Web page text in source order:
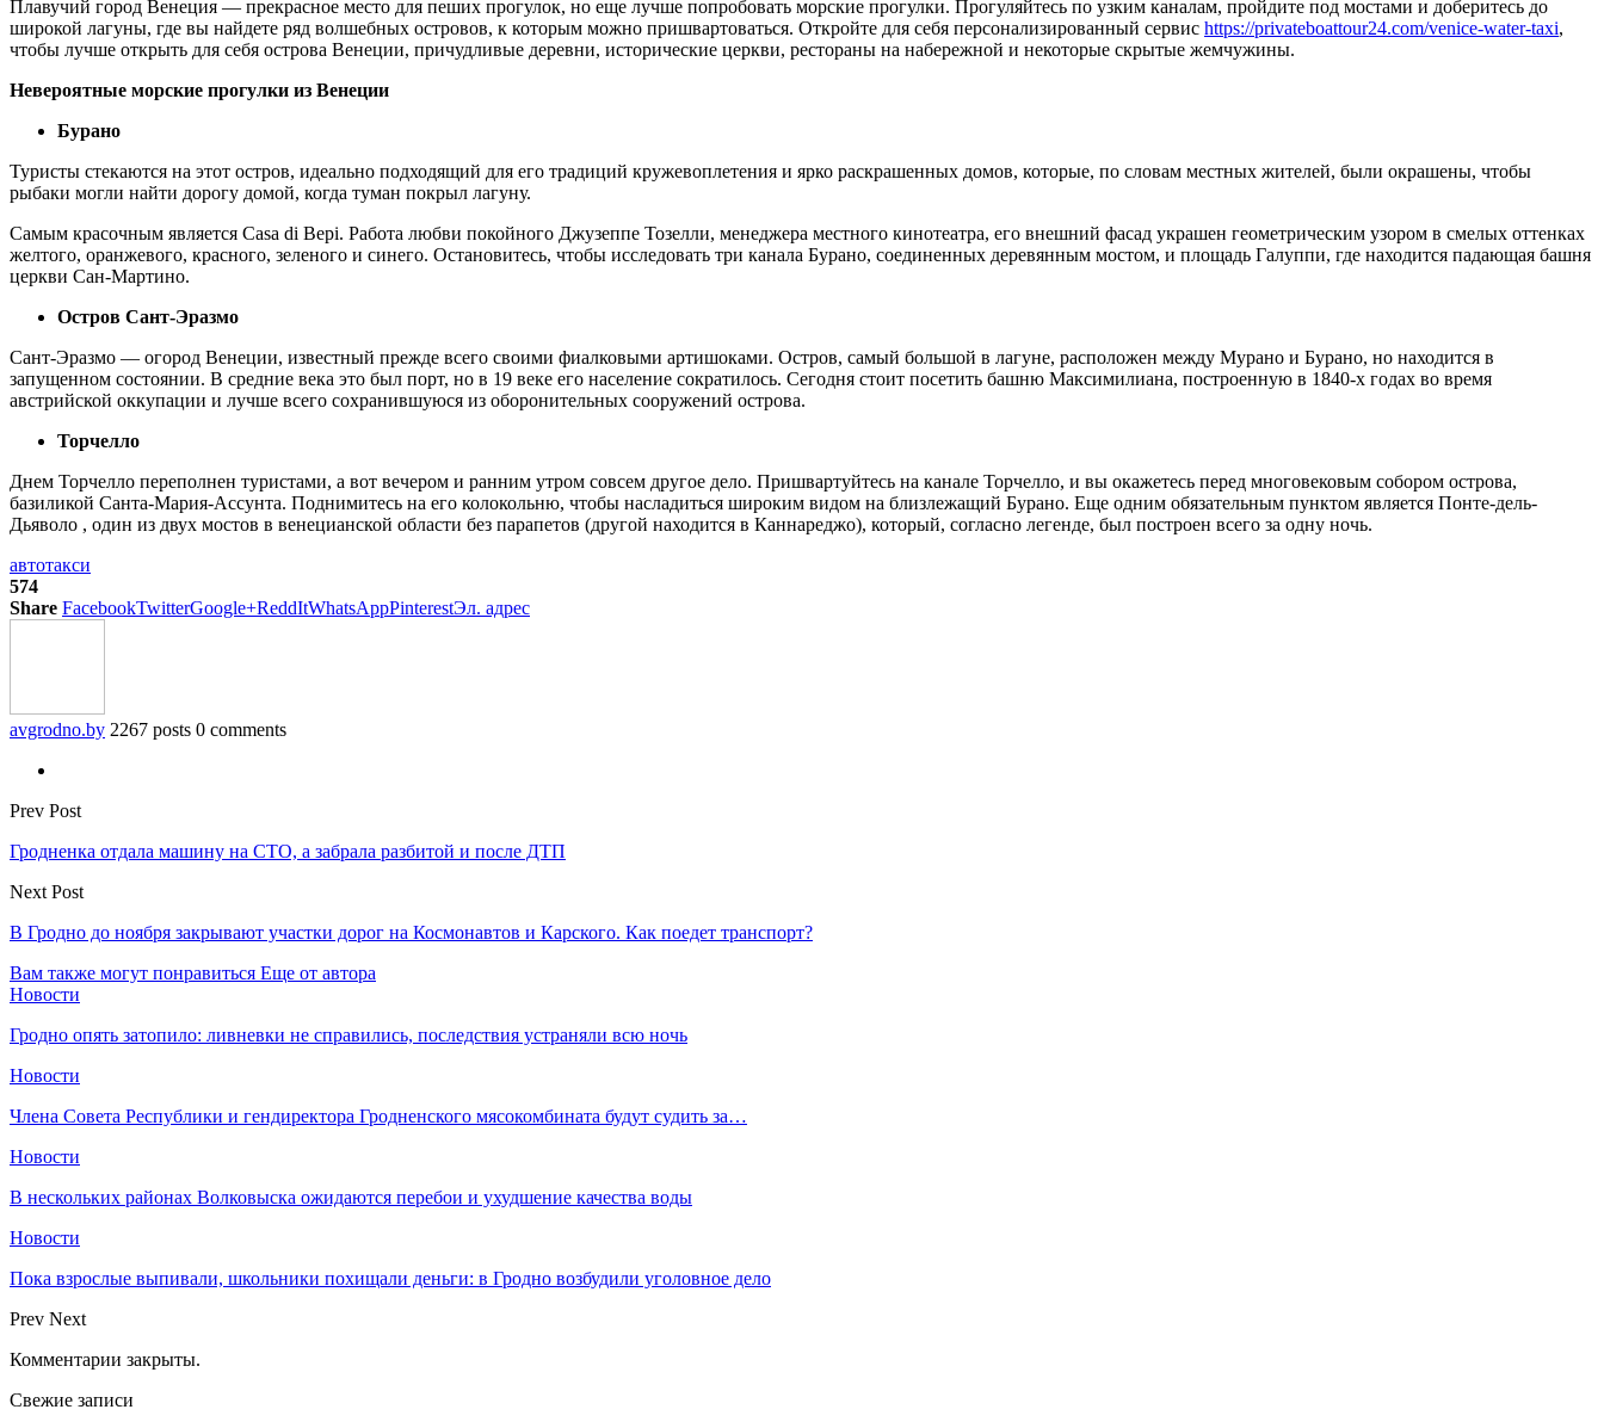
Плавучий город Венеция — прекрасное место для пеших прогулок, но еще лучше попробовать морские прогулки. Прогуляйтесь по узким каналам, пройдите под мостами и доберитесь до
широкой лагуны, где вы найдете ряд волшебных островов, к которым можно пришвартоваться. Откройте для себя персонализированный сервис https://privateboattour24.com/venice-water-taxi,
чтобы лучше открыть для себя острова Венеции, причудливые деревни, исторические церкви, рестораны на набережной и некоторые скрытые жемчужины.
Невероятные морские прогулки из Венеции
Бурано
Туристы стекаются на этот остров, идеально подходящий для его традиций кружевоплетения и ярко раскрашенных домов, которые, по словам местных жителей, были окрашены, чтобы
рыбаки могли найти дорогу домой, когда туман покрыл лагуну.
Самым красочным является Casa di Bepi. Работа любви покойного Джузеппе Тозелли, менеджера местного кинотеатра, его внешний фасад украшен геометрическим узором в смелых оттенках
желтого, оранжевого, красного, зеленого и синего. Остановитесь, чтобы исследовать три канала Бурано, соединенных деревянным мостом, и площадь Галуппи, где находится падающая башня
церкви Сан-Мартино.
Остров Сант-Эразмо
Сант-Эразмо — огород Венеции, известный прежде всего своими фиалковыми артишоками. Остров, самый большой в лагуне, расположен между Мурано и Бурано, но находится в
запущенном состоянии. В средние века это был порт, но в 19 веке его население сократилось. Сегодня стоит посетить башню Максимилиана, построенную в 1840-х годах во время
австрийской оккупации и лучше всего сохранившуюся из оборонительных сооружений острова.
Торчелло
Днем Торчелло переполнен туристами, а вот вечером и ранним утром совсем другое дело. Пришвартуйтесь на канале Торчелло, и вы окажетесь перед многовековым собором острова,
базиликой Санта-Мария-Ассунта. Поднимитесь на его колокольню, чтобы насладиться широким видом на близлежащий Бурано. Еще одним обязательным пунктом является Понте-дель-
Дьяволо , один из двух мостов в венецианской области без парапетов (другой находится в Каннареджо), который, согласно легенде, был построен всего за одну ночь.
автотакси
574
Share FacebookTwitterGoogle+ReddItWhatsAppPinterestЭл. адрес
avgrodno.by 2267 posts 0 comments
Prev Post
Гродненка отдала машину на СТО, а забрала разбитой и после ДТП
Next Post
В Гродно до ноября закрывают участки дорог на Космонавтов и Карского. Как поедет транспорт?
Вам также могут понравиться Еще от автора
Новости
Гродно опять затопило: ливневки не справились, последствия устраняли всю ночь
Новости
Члена Совета Республики и гендиректора Гродненского мясокомбината будут судить за…
Новости
В нескольких районах Волковыска ожидаются перебои и ухудшение качества воды
Новости
Пока взрослые выпивали, школьники похищали деньги: в Гродно возбудили уголовное дело
Prev Next
Комментарии закрыты.
Свежие записи